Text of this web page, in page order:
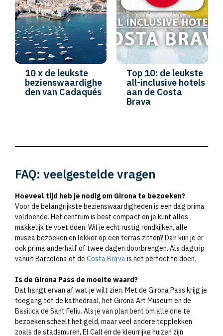
10 x de leukste
bezienswaardighe
den van Cadaqués
Top 10: de leukste
all-inclusive hotels
aan de Costa
Brava
FAQ: veelgestelde vragen
Hoeveel tijd heb je nodig om Girona te bezoeken?
Voor de belangrijkste bezienswaardigheden is een dag prima
voldoende. Het centrum is best compact en je kunt alles
makkelijk te voet doen. Wil je echt rustig rondkijken, alle
musea bezoeken en lekker op een terras zitten? Dan kun je er
ook prima anderhalf of twee dagen doorbrengen. Als dagtrip
vanuit Barcelona of de Costa Bravais het perfect te doen.
Is de Girona Pass de moeite waard?
Dat hangt ervan af wat je wilt zien. Met de Girona Pass krijg je
toegang tot de kathedraal, het Girona Art Museum en de
Basilica de Sant Feliu. Als je van plan bent om alle drie te
bezoeken scheelt het geld, maar veel andere topplekken
zoals de stadsmuren, El Call en de kleurrijke huizen zijn